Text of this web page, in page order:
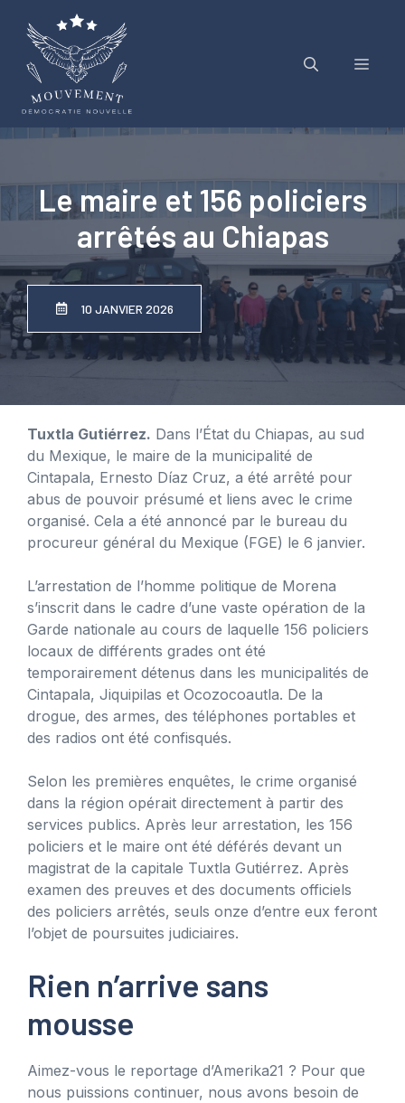
contenu
Menu
Le maire et 156 policiers
arrêtés au Chiapas
10 JANVIER 2026
Tuxtla Gutiérrez. Dans l’État du Chiapas, au sud
du Mexique, le maire de la municipalité de
Cintapala, Ernesto Díaz Cruz, a été arrêté pour
abus de pouvoir présumé et liens avec le crime
organisé. Cela a été annoncé par le bureau du
procureur général du Mexique (FGE) le 6 janvier.
L’arrestation de l’homme politique de Morena
s’inscrit dans le cadre d’une vaste opération de la
Garde nationale au cours de laquelle 156 policiers
locaux de différents grades ont été
temporairement détenus dans les municipalités de
Cintapala, Jiquipilas et Ocozocoautla. De la
drogue, des armes, des téléphones portables et
des radios ont été confisqués.
Selon les premières enquêtes, le crime organisé
dans la région opérait directement à partir des
services publics. Après leur arrestation, les 156
policiers et le maire ont été déférés devant un
magistrat de la capitale Tuxtla Gutiérrez. Après
examen des preuves et des documents officiels
des policiers arrêtés, seuls onze d’entre eux feront
l’objet de poursuites judiciaires.
Rien n’arrive sans
mousse
Aimez-vous le reportage d’Amerika21 ? Pour que
nous puissions continuer, nous avons besoin de